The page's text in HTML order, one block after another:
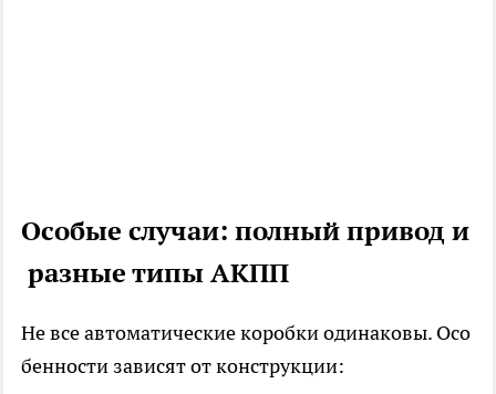
Особые случаи: полный привод и
разные типы АКПП
Не все автоматические коробки одинаковы. Осо
бенности зависят от конструкции: